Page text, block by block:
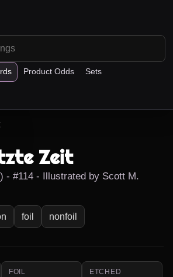
Product Odds Sets
Zeit
- #114 - Illustrated by Scott M.
foil nonfoil
FOIL ETCHED